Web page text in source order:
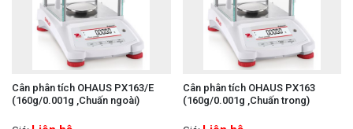
Cân phân tích OHAUS PX163/E
(160g/0.001g ,Chuấn ngoài)
Cân phân tích OHAUS PX163
(160g/0.001g ,Chuấn trong)